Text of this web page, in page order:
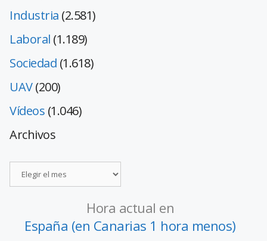
Industria (2.581)
Laboral (1.189)
Sociedad (1.618)
UAV(200)
Vídeos (1.046)
Archivos
Hora actual en
España (en Canarias 1 hora menos)